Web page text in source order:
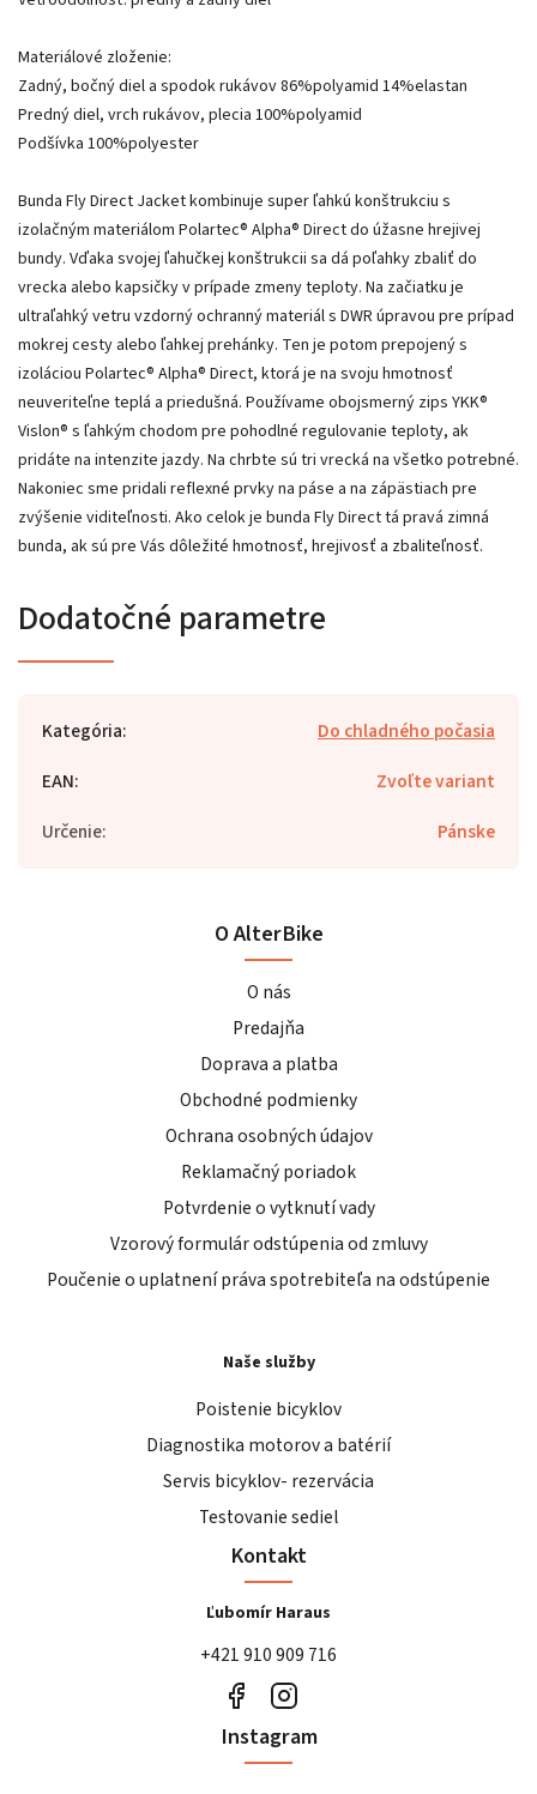
Materiálové zloženie:
Zadný, bočný diel a spodok rukávov 86%polyamid 14%elastan
Predný diel, vrch rukávov, plecia 100%polyamid
Podšívka 100%polyester
Bunda Fly Direct Jacket kombinuje super ľahkú konštrukciu s
izolačným materiálom Polartec® Alpha® Direct do úžasne hrejivej
bundy. Vďaka svojej ľahučkej konštrukcii sa dá poľahky zbaliť do
vrecka alebo kapsičky v prípade zmeny teploty. Na začiatku je
ultraľahký vetru vzdorný ochranný materiál s DWR úpravou pre prípad
mokrej cesty alebo ľahkej prehánky. Ten je potom prepojený s
izoláciou Polartec® Alpha® Direct, ktorá je na svoju hmotnosť
neuveriteľne teplá a priedušná. Používame obojsmerný zips YKK®
Vislon® s ľahkým chodom pre pohodlné regulovanie teploty, ak
pridáte na intenzite jazdy. Na chrbte sú tri vrecká na všetko potrebné.
Nakoniec sme pridali reflexné prvky na páse a na zápästiach pre
zvýšenie viditeľnosti. Ako celok je bunda Fly Direct tá pravá zimná
bunda, ak sú pre Vás dôležité hmotnosť, hrejivosť a zbaliteľnosť.
Dodatočné parametre
Kategória:
Do chladného počasia
EAN:
Zvoľte variant
Určenie: Pánske
O AlterBike
O nás
Predajňa
Doprava a platba
Obchodné podmienky
Ochrana osobných údajov
Reklamačný poriadok
Potvrdenie o vytknutí vady
Vzorový formulár odstúpenia od zmluvy
Poučenie o uplatnení práva spotrebiteľa na odstúpenie
Naše služby
Poistenie bicyklov
Diagnostika motorov a batérií
Servis bicyklov- rezervácia
Testovanie sediel
Kontakt
Ľubomír Haraus
+421 910 909 716
Instagram